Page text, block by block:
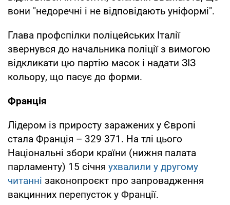
вони "недоречні і не відповідають уніформі".
Глава профспілки поліцейських Італії
звернувся до начальника поліції з вимогою
відкликати цю партію масок і надати ЗІЗ
кольору, що пасує до форми.
Франція
Лідером із приросту заражених у Європі
стала Франція – 329 371. На тлі цього
Національні збори країни (нижня палата
парламенту) 15 січня ухвалили у другому
читанні законопроєкт про запровадження
вакцинних перепусток у Франції.